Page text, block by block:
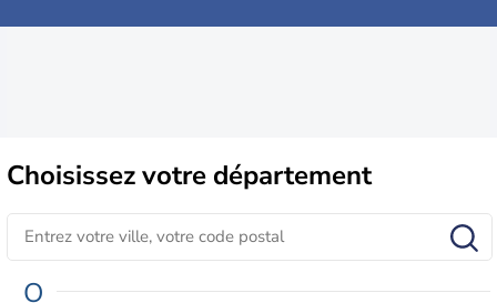
Choisissezvotre département
O